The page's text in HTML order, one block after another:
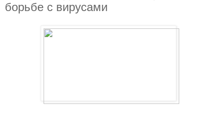
борьбе с вирусами